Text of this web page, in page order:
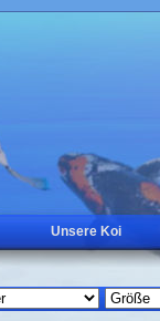
Unsere Koi